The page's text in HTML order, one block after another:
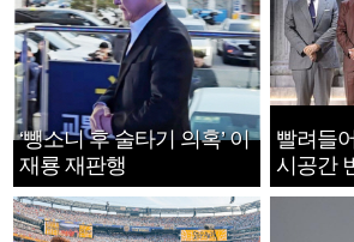
‘뺑소니 후 술타기 의혹’ 이
재룡 재판행
빨려들
시공간
지는 ‘전